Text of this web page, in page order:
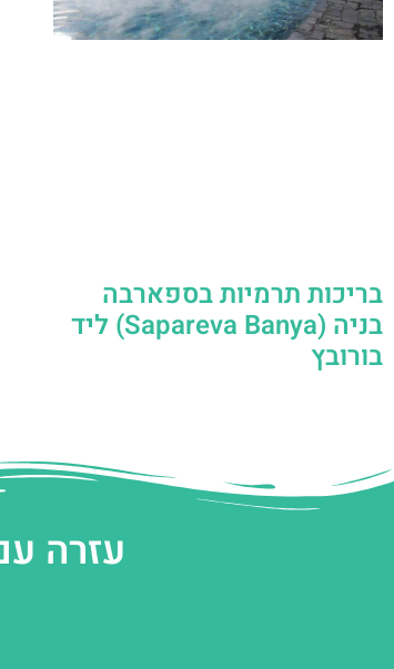
בריכות תרמיות בספארבה
בניה (Sapareva Banya) ליד
בורובץ
עזרה